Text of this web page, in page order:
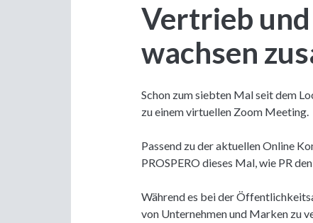
Vertrieb
wachsen
Schon zum siebten Mal seit dem
zu einem virtuellen Zoom Meeting.
Passend zu der aktuellen Online
PROSPERO dieses Mal, wie PR
Während es bei der
von Unternehmen und Marken zu